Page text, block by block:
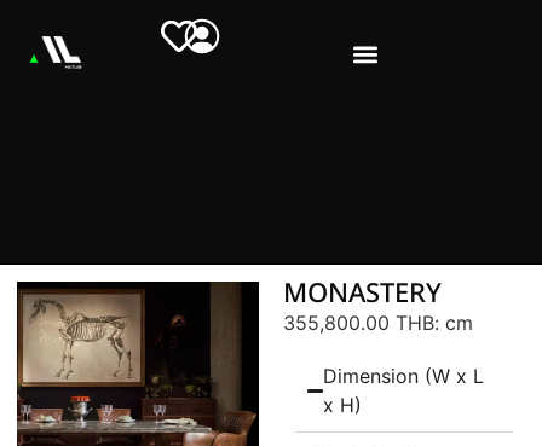
MONASTERY
355,800.00 THB: cm
Dimension (W x L
x H)